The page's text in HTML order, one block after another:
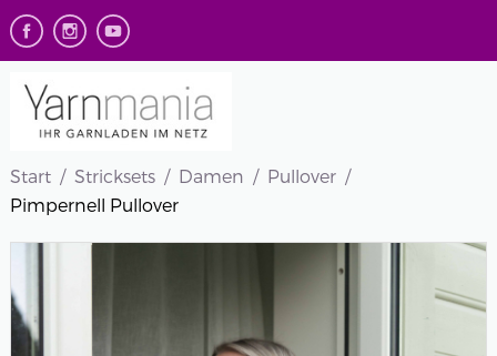
Start Stricksets Damen
Pullover
Pimpernell Pullover